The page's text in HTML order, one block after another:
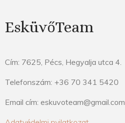
EsküvőTeam
Cím: 7625, Pécs, Hegyalja utca 4.
Telefonszám: +36 70 341 5420
Email cím: eskuvoteam@gmail.com